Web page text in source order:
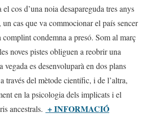
cos d’una noia desapareguda tres anys
cas que va commocionar el país sencer
condemna a presó. Som al març
noves pistes obliguen a reobrir una
vegada es desenvoluparà en dos plans
través del mètode científic, i de l’altra,
en la psicologia dels implicats i el
ancestrals. + INFORMACIÓ